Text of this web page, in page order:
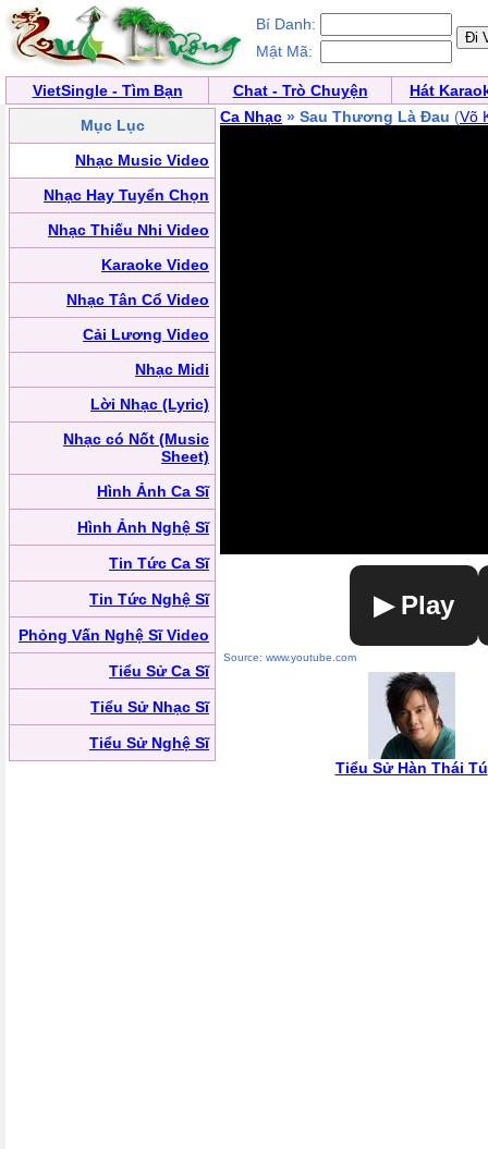
Bí Danh:
Mật Mã:
VietSingle - Tìm Bạn Chat - Trò Chuyện
Hát
Mục Lục
Nhạc Music Video
Nhạc Hay Tuyển Chọn
Nhạc Thiếu Nhi Video
Karaoke Video
Nhạc Tân Cổ Video
Cải Lương Video
Nhạc Midi
Lời Nhạc (Lyric)
Nhạc có Nốt (Music
Sheet)
Hình Ảnh Ca Sĩ
Hình Ảnh Nghệ Sĩ
Tin Tức Ca Sĩ
Tin Tức Nghệ Sĩ
Phỏng Vấn Nghệ Sĩ Video
Tiểu Sử Ca Sĩ
Tiểu Sử Nhạc Sĩ
Tiểu Sử Nghệ Sĩ
Ca Nhạc » Sau Thương Là Đau (Võ
▶ Play
Source: www.youtube.com
Tiểu Sử Hàn Thái Tú